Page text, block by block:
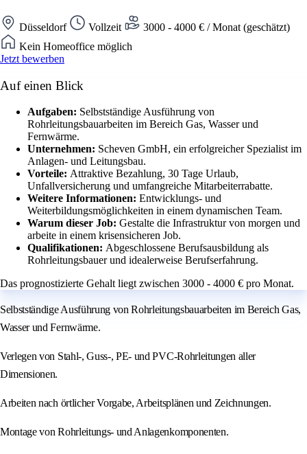
Düsseldorf Vollzeit
3000 - 4000 € / Monat (geschätzt)
Kein Homeoffice möglich
Jetzt bewerben
Auf einen Blick
Aufgaben: Selbstständige Ausführung von
Rohrleitungsbauarbeiten im Bereich Gas, Wasser und
Fernwärme.
Unternehmen: Scheven GmbH, ein erfolgreicher Spezialist im
Anlagen- und Leitungsbau.
Vorteile: Attraktive Bezahlung, 30 Tage Urlaub,
Unfallversicherung und umfangreiche Mitarbeiterrabatte.
Weitere Informationen: Entwicklungs- und
Weiterbildungsmöglichkeiten in einem dynamischen Team.
Warum dieser Job: Gestalte die Infrastruktur von morgen und
arbeite in einem krisensicheren Job.
Qualifikationen: Abgeschlossene Berufsausbildung als
Rohrleitungsbauer und idealerweise Berufserfahrung.
Das prognostizierte Gehalt liegt zwischen 3000 - 4000 € pro Monat.
Selbstständige Ausführung von Rohrleitungsbauarbeiten im Bereich Gas,
Wasser und Fernwärme.
Verlegen von Stahl-, Guss-, PE- und PVC-Rohrleitungen aller
Dimensionen.
Arbeiten nach örtlicher Vorgabe, Arbeitsplänen und Zeichnungen.
Montage von Rohrleitungs- und Anlagenkomponenten.